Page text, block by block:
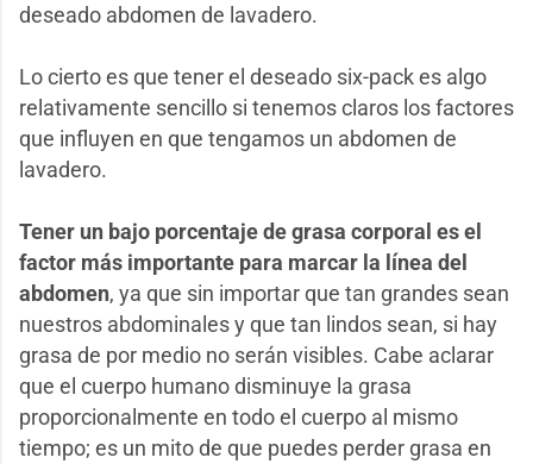
deseado abdomen de lavadero.
Lo cierto es que tener el deseado six-pack es algo
relativamente sencillo si tenemos claros los factores
que influyen en que tengamos un abdomen de
lavadero.
Tener un bajo porcentaje de grasa corporal es el
factor más importante para marcar la línea del
abdomen, ya que sin importar que tan grandes sean
nuestros abdominales y que tan lindos sean, si hay
grasa de por medio no serán visibles. Cabe aclarar
que el cuerpo humano disminuye la grasa
proporcionalmente en todo el cuerpo al mismo
tiempo; es un mito de que puedes perder grasa en